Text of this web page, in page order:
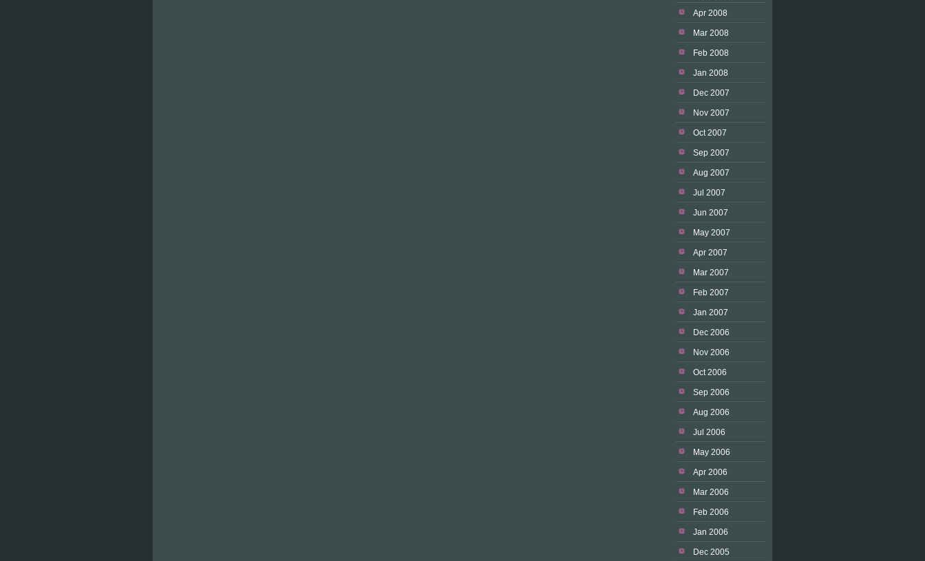
Apr 2008
Mar 2008
Feb 2008
Jan 2008
Dec 2007
Nov 2007
Oct 2007
Sep 2007
Aug 2007
Jul 2007
Jun 2007
May 2007
Apr 2007
Mar 2007
Feb 2007
Jan 2007
Dec 2006
Nov 2006
Oct 2006
Sep 2006
Aug 2006
Jul 2006
May 2006
Apr 2006
Mar 2006
Feb 2006
Jan 2006
Dec 2005